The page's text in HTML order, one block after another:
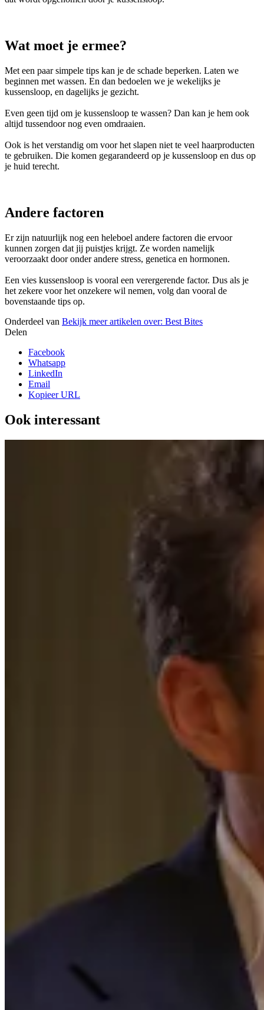
Wat moet je ermee?
Met een paar simpele tips kan je de schade beperken. Laten we
beginnen met wassen. En dan bedoelen we je wekelijks je
kussensloop, en dagelijks je gezicht.
Even geen tijd om je kussensloop te wassen? Dan kan je hem ook
altijd tussendoor nog even omdraaien.
Ook is het verstandig om voor het slapen niet te veel haarproducten
te gebruiken. Die komen gegarandeerd op je kussensloop en dus op
je huid terecht.
Andere factoren
Er zijn natuurlijk nog een heleboel andere factoren die ervoor
kunnen zorgen dat jij puistjes krijgt. Ze worden namelijk
veroorzaakt door onder andere stress, genetica en hormonen.
Een vies kussensloop is vooral een verergerende factor. Dus als je
het zekere voor het onzekere wil nemen, volg dan vooral de
bovenstaande tips op.
Onderdeel van Bekijk meer artikelen over: Best Bites
Delen
Facebook
Whatsapp
LinkedIn
Email
Kopieer URL
Ook interessant